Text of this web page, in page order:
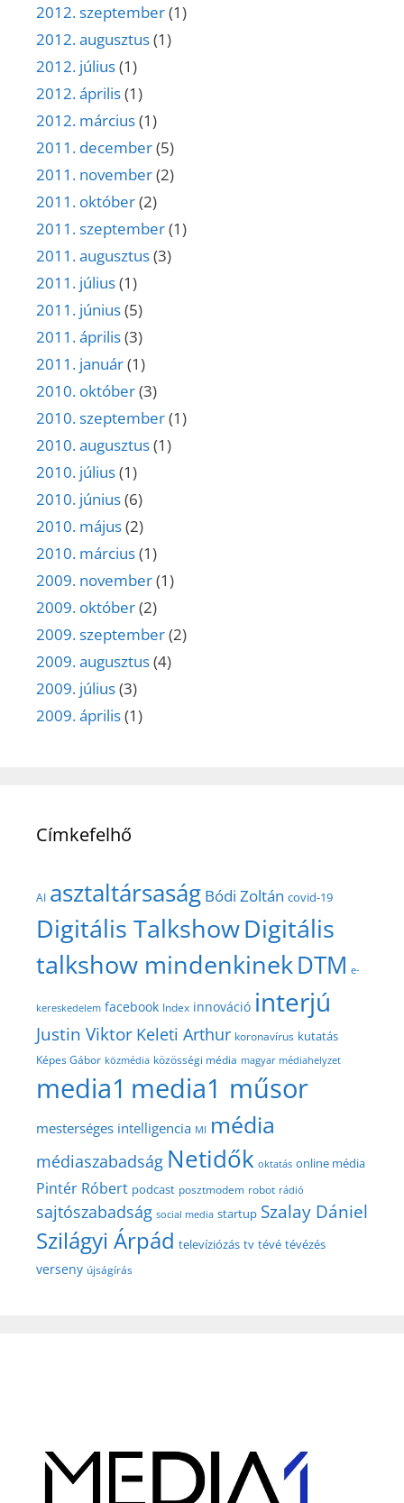
2012. szeptember(1)
2012. augusztus(1)
2012. július(1)
2012. április(1)
2012. március(1)
2011. december(5)
2011. november(2)
2011. október(2)
2011. szeptember(1)
2011. augusztus(3)
2011. július(1)
2011. június(5)
2011. április(3)
2011. január(1)
2010. október(3)
2010. szeptember(1)
2010. augusztus(1)
2010. július(1)
2010. június(6)
2010. május(2)
2010. március(1)
2009. november(1)
2009. október(2)
2009. szeptember(2)
2009. augusztus(4)
2009. július(3)
2009. április(1)
Címkefelhő
AI asztaltársaság Bódi Zoltán covid-19
Digitális TalkshowDigitális
talkshow mindenkinekDTM e-
kereskedelem facebook Index innováció interjú
Justin Viktor Keleti Arthur koronavírus kutatás
Képes Gábor közmédia közösségi média magyar médiahelyzet
media1 media1 műsor
mesterséges intelligencia MI média
médiaszabadság Netidők oktatás online média
Pintér Róbert podcast posztmodem robot rádió
sajtószabadság social media startup Szalay Dániel
Szilágyi Árpád televíziózás tv tévé tévézés
verseny újságírás